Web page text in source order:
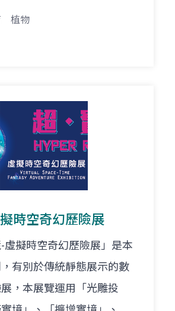
植物
時空奇幻歷險展
虛擬時空奇幻歷險展」是本
有別於傳統靜態展示的數
，本展覽運用「光雕投